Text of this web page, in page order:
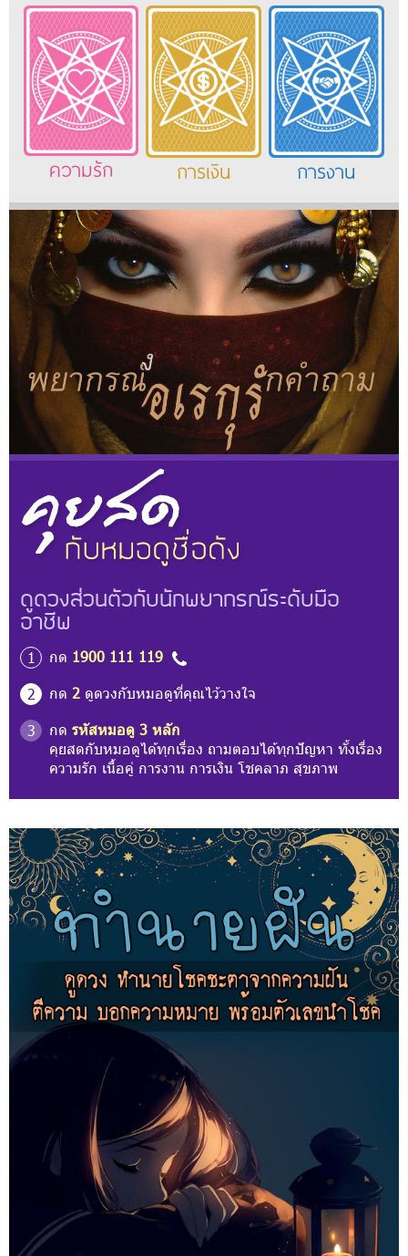
ความรัก การเงิน การงาน
ดูดวงส่วนตัวกับนักพยากรณ์ระดับมือ
อาชีพ
1 กด 1900 111 119
2
กด 2 ดูดวงกับหมอดูที่คุณไว้วางใจ
3
กด รหัสหมอดู 3 หลัก
คุยสดกับหมอดูได้ทุกเรื่อง ถามตอบได้ทุกปัญหา ทั้งเรื่อง
ความรัก เนื้อคู่ การงาน การเงิน โชคลาภ สุขภาพ